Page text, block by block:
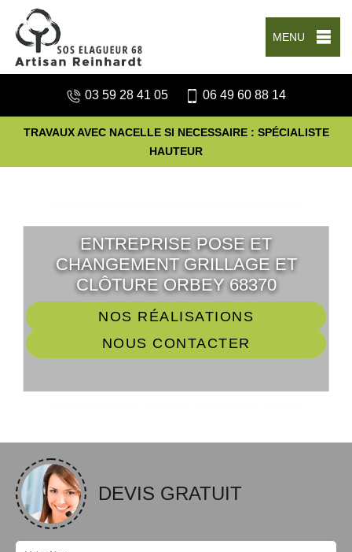
MENU
03 59 28 41 05 06 49 60 88 14
TRAVAUX AVEC NACELLE SI NECESSAIRE : SPÉCIALISTE
HAUTEUR
ENTREPRISE POSE ET
CHANGEMENT GRILLAGE ET
CLÔTURE ORBEY 68370
NOS RÉALISATIONS
NOUS CONTACTER
DEVIS GRATUIT